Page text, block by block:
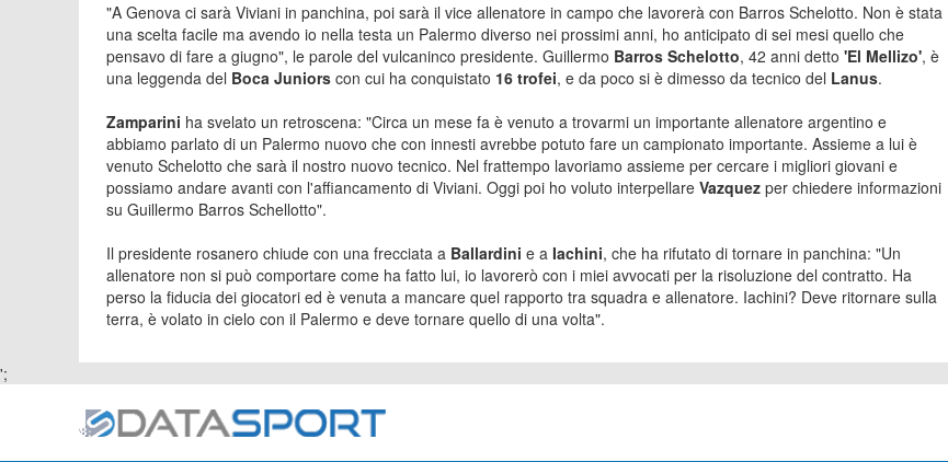
"A Genova ci sarà Viviani in panchina, poi sarà il vice allenatore in campo che lavorerà con Barros Schelotto. Non è stata
una scelta facile ma avendo io nella testa un Palermo diverso nei prossimi anni, ho anticipato di sei mesi quello che
pensavo di fare a giugno", le parole del vulcaninco presidente. Guillermo Barros Schelotto, 42 anni detto 'El Mellizo', è
una leggenda del Boca Juniors con cui ha conquistato 16 trofei, e da poco si è dimesso da tecnico del Lanus.
Zamparini ha svelato un retroscena: "Circa un mese fa è venuto a trovarmi un importante allenatore argentino e
abbiamo parlato di un Palermo nuovo che con innesti avrebbe potuto fare un campionato importante. Assieme a lui è
venuto Schelotto che sarà il nostro nuovo tecnico. Nel frattempo lavoriamo assieme per cercare i migliori giovani e
possiamo andare avanti con l'affiancamento di Viviani. Oggi poi ho voluto interpellare Vazquez per chiedere informazioni
su Guillermo Barros Schellotto".
Il presidente rosanero chiude con una frecciata a Ballardini e a Iachini, che ha rifutato di tornare in panchina: "Un
allenatore non si può comportare come ha fatto lui, io lavorerò con i miei avvocati per la risoluzione del contratto. Ha
perso la fiducia dei giocatori ed è venuta a mancare quel rapporto tra squadra e allenatore. Iachini? Deve ritornare sulla
terra, è volato in cielo con il Palermo e deve tornare quello di una volta".
';